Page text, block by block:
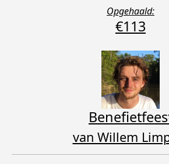
Opgehaald:
€113
van Willem